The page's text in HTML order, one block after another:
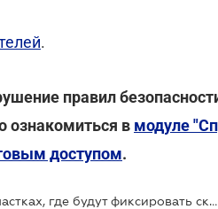
.
правил
ознакомиться в модуле
доступом.
В МВД сообщили о 43 новых участках, где будут фиксировать скорость водителей